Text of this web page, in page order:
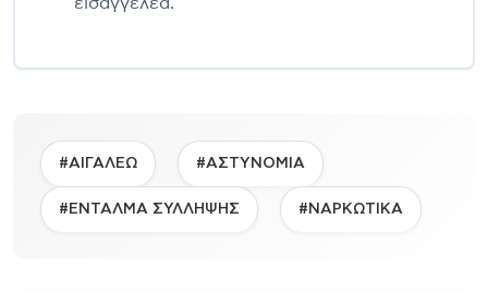
#ΑΙΓΑΛΕΩ #ΑΣΤΥΝΟΜΙΑ
#ΕΝΤΑΛΜΑ ΣΥΛΛΗΨΗΣ #ΝΑΡΚΩΤΙΚΑ